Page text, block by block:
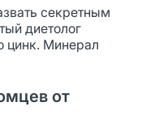
секретным
диетолог
цинк. Минерал
от